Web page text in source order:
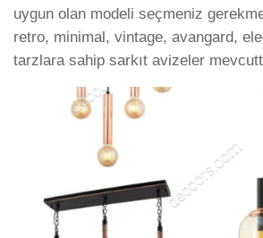
uygun olan modeli seçmeniz
retro, minimal, vintage, avangard,
tarzlara sahip sarkıt avizeler